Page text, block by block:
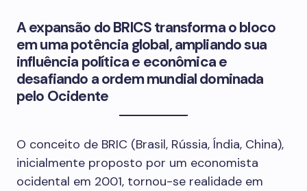
A expansão do BRICS transforma o bloco
em uma potência global, ampliando sua
influência política e econômica e
desafiando a ordem mundial dominada
pelo Ocidente
O conceito de BRIC (Brasil, Rússia, Índia, China),
inicialmente proposto por um economista
ocidental em 2001, tornou-se realidade em